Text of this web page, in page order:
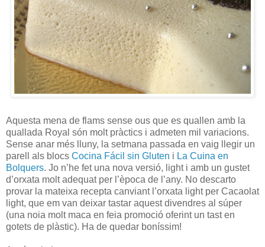
Aquesta mena de flams sense ous que es quallen amb la
quallada Royal són molt pràctics i admeten mil variacions.
Sense anar més lluny, la setmana passada en vaig llegir un
parell als blocs Cocina Fácil sin Gluten i La Cuina en
Bolquers. Jo n’he fet una nova versió, light i amb un gustet
d’orxata molt adequat per l’època de l’any. No descarto
provar la mateixa recepta canviant l’orxata light per Cacaolat
light, que em van deixar tastar aquest divendres al súper
(una noia molt maca en feia promoció oferint un tast en
gotets de plàstic). Ha de quedar boníssim!